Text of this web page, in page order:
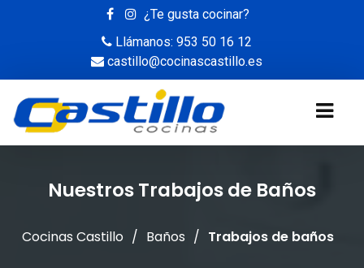
¿Te gusta cocinar?
Llámanos: 953 50 16 12
castillo@cocinascastillo.es
Nuestros Trabajos de Baños
Cocinas Castillo / Baños / Trabajos de baños